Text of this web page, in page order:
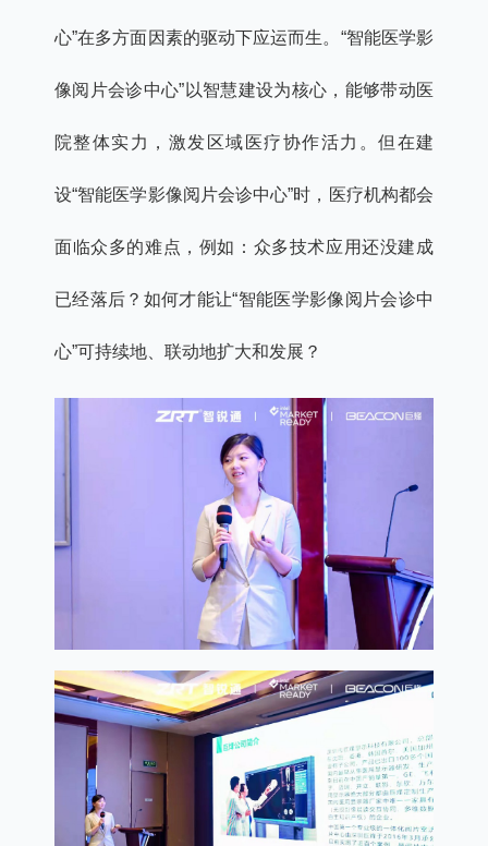
心”在多方面因素的驱动下应运而生。“智能医学影
像阅片会诊中心”以智慧建设为核心，能够带动医
院整体实力，激发区域医疗协作活力。但在建
设“智能医学影像阅片会诊中心”时，医疗机构都会
面临众多的难点，例如：众多技术应用还没建成
已经落后？如何才能让“智能医学影像阅片会诊中
心”可持续地、联动地扩大和发展？